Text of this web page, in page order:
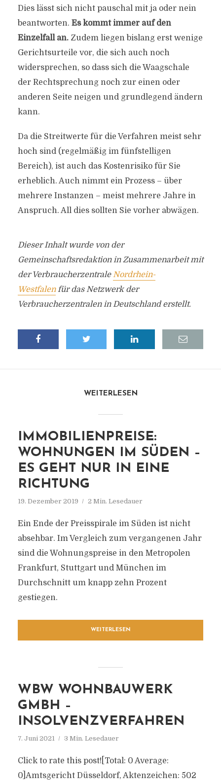
Dies lässt sich nicht pauschal mit ja oder nein
beantworten. Es kommt immer auf den
Einzelfall an.Zudem liegen bislang erst wenige
Gerichtsurteile vor, die sich auch noch
widersprechen, so dass sich die Waagschale
der Rechtsprechung noch zur einen oder
anderen Seite neigen und grundlegend ändern
kann.
Da die Streitwerte für die Verfahren meist sehr
hoch sind (regelmäßig im fünfstelligen
Bereich), ist auch das Kostenrisiko für Sie
erheblich. Auch nimmt ein Prozess – über
mehrere Instanzen – meist mehrere Jahre in
Anspruch. All dies sollten Sie vorher abwägen.
Dieser Inhalt wurde von der
Gemeinschaftsredaktion in Zusammenarbeit mit
der Verbraucherzentrale Nordrhein-
Westfalenfür das Netzwerk der
Verbraucherzentralen in Deutschland erstellt.
WEITERLESEN
IMMOBILIENPREISE:
WOHNUNGEN IM SÜDEN –
ES GEHT NUR IN EINE
RICHTUNG
19. Dezember 2019 2 Min. Lesedauer
Ein Ende der Preisspirale im Süden ist nicht
absehbar. Im Vergleich zum vergangenen Jahr
sind die Wohnungspreise in den Metropolen
Frankfurt, Stuttgart und München im
Durchschnitt um knapp zehn Prozent
gestiegen.
WEITERLESEN
WBW WOHNBAUWERK
GMBH –
INSOLVENZVERFAHREN
7. Juni 2021 3 Min. Lesedauer
Click to rate this post![Total: 0 Average:
0]Amtsgericht Düsseldorf, Aktenzeichen: 502